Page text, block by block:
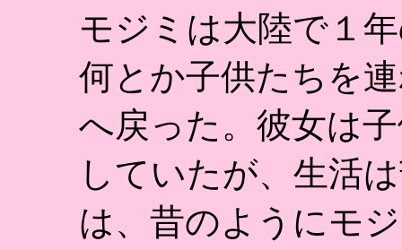
モジミは大陸で１
何とか子供たちを
へ戻った。彼女は
していたが、生活
は、昔のようにモ